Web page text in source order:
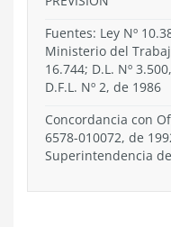
Fuentes: Ley Nº
Ministerio del
16.744; D.L. Nº
D.F.L. Nº 2, de 1986
Concordancia con
6578-010072, de
Superintendencia